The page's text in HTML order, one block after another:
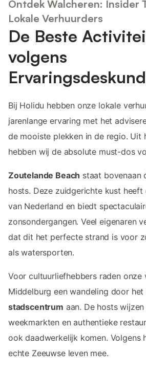
Ontdek Walcheren: Insider
Lokale Verhuurders
De Beste
volgens
Bij Holidu hebben onze lokale
jarenlange ervaring met het
de mooiste plekken in de regio. Uit
hebben wij de absolute must-dos
Zoutelande Beach staat bovenaan
hosts. Deze zuidgerichte kust heeft
van Nederland en biedt
zonsondergangen. Veel eigenaren
dat dit het perfecte strand is voor
als watersporten.
Voor cultuurliefhebbers raden onze
Middelburg een wandeling door het
stadscentrum aan. De hosts
weekmarkten en authentieke
ook daadwerkelijk komen. Volgens
echte Zeeuwse leven mee.